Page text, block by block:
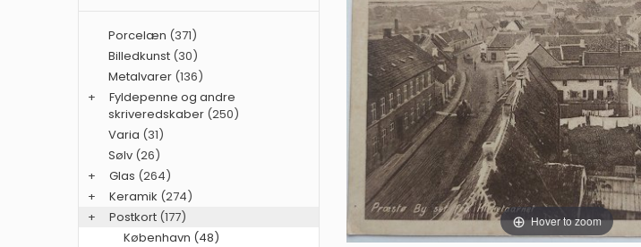
Porcelæn (371)
Billedkunst (30)
Metalvarer (136)
+
Fyldepenne og andre
skriveredskaber (250)
Varia (31)
Sølv (26)
+
Glas (264)
+
Keramik (274)
+
Postkort (177)
København (48)
Hover to zoom